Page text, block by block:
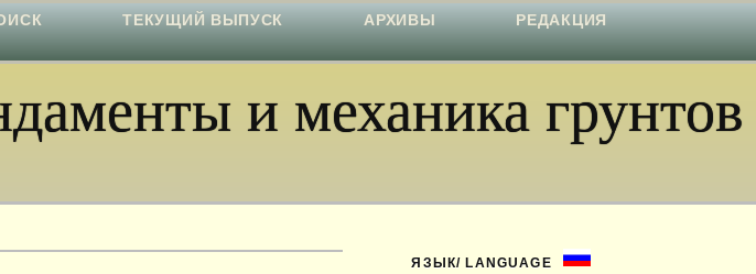
и механика грунтов
ЯЗЫК/ LANGUAGE
ТЕКУЩИЙ ВЫПУСК АРХИВЫ
РЕДАКЦИЯ